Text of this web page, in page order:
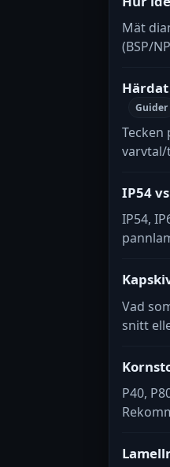
Mät
(BSP/
Guider
IP54
IP54,
Vad
snitt
P40,